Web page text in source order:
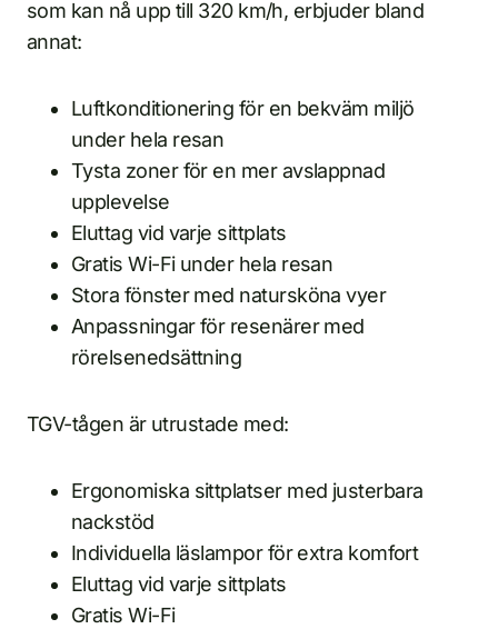
som kan nå upp till 320 km/h, erbjuder bland
annat:
Luftkonditionering för en bekväm miljö
under hela resan
Tysta zoner för en mer avslappnad
upplevelse
Eluttag vid varje sittplats
Gratis Wi-Fi under hela resan
Stora fönster med natursköna vyer
Anpassningar för resenärer med
rörelsenedsättning
TGV-tågen är utrustade med:
Ergonomiska sittplatser med justerbara
nackstöd
Individuella läslampor för extra komfort
Eluttag vid varje sittplats
Gratis Wi-Fi